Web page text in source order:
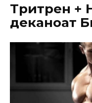
Тритрен +
деканоат